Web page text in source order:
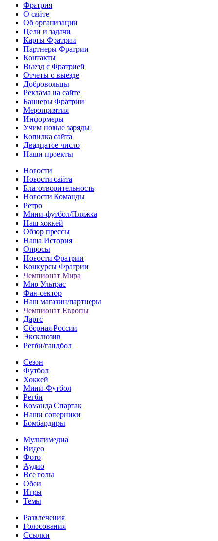
Фратрия
О сайте
Об организации
Цели и задачи
Карты Фратрии
Партнеры Фратрии
Контакты
Выезд с Фратрией
Отчеты о выезде
Добровольцы
Реклама на сайте
Баннеры Фратрии
Мероприятия
Информеры
Учим новые заряды!
Копилка сайта
Двадцатое число
Наши проекты
Новости
Новости сайта
Благотворительность
Новости Команды
Ретро
Мини-футбол/Пляжка
Наш хоккей
Обзор прессы
Наша История
Опросы
Новости Фратрии
Конкурсы Фратрии
Чемпионат Мира
Мир Ультрас
Фан-cектор
Наш магазин/партнеры
Чемпионат Европы
Дартс
Сборная России
Эксклюзив
Регби/гандбол
Сезон
Футбол
Хоккей
Мини-Футбол
Регби
Команда Спартак
Наши соперники
Бомбардиры
Мультимедиа
Видео
Фото
Аудио
Все голы
Обои
Игры
Темы
Развлечения
Голосования
Ссылки